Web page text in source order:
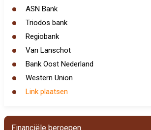
ASN Bank
Triodos bank
Regiobank
Van Lanschot
Bank Oost Nederland
Western Union
Link plaatsen
Financiële beroepen